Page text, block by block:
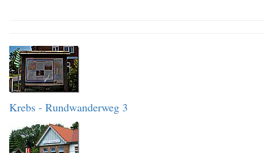
Krebs - Rundwanderweg 3